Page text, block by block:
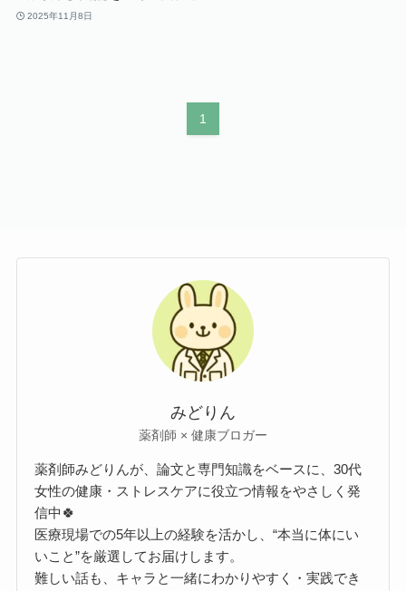
2025年11月8日
1
みどりん
薬剤師 × 健康ブロガー
薬剤師みどりんが、論文と専門知識をベースに、30代
女性の健康・ストレスケアに役立つ情報をやさしく発
信中🍀
医療現場での5年以上の経験を活かし、“本当に体にい
いこと”を厳選してお届けします。
難しい話も、キャラと一緒にわかりやすく・実践でき